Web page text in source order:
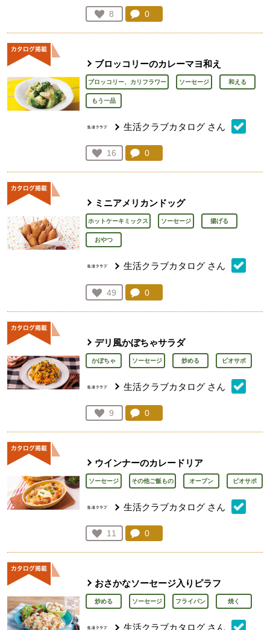
お気に入り登録：
8
人が登録
コメント：
0
ブロッコリーのカレーマヨ和え
ブロッコリー、カリフラワー ソーセージ 和える
もう一品
生活クラブカタログ さん
お気に入り登録：
16
人が登録
コメント：
0
ミニアメリカンドッグ
ホットケーキミックス ソーセージ 揚げる
おやつ
生活クラブカタログ さん
お気に入り登録：
49
人が登録
コメント：
0
デリ風かぼちゃサラダ
かぼちゃ ソーセージ 炒める ビオサポ
生活クラブカタログ さん
お気に入り登録：
9
人が登録
コメント：
0
ウインナーのカレードリア
ソーセージ その他ご飯もの オーブン ビオサポ
生活クラブカタログ さん
お気に入り登録：
11
人が登録
コメント：
0
おさかなソーセージ入りピラフ
炒める ソーセージ フライパン 焼く
生活クラブカタログ さん